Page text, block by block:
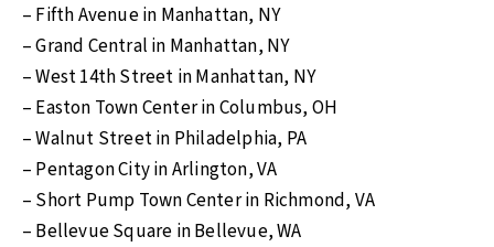
– Fifth Avenue in Manhattan, NY
– Grand Central in Manhattan, NY
– West 14th Street in Manhattan, NY
– Easton Town Center in Columbus, OH
– Walnut Street in Philadelphia, PA
– Pentagon City in Arlington, VA
– Short Pump Town Center in Richmond, VA
– Bellevue Square in Bellevue, WA